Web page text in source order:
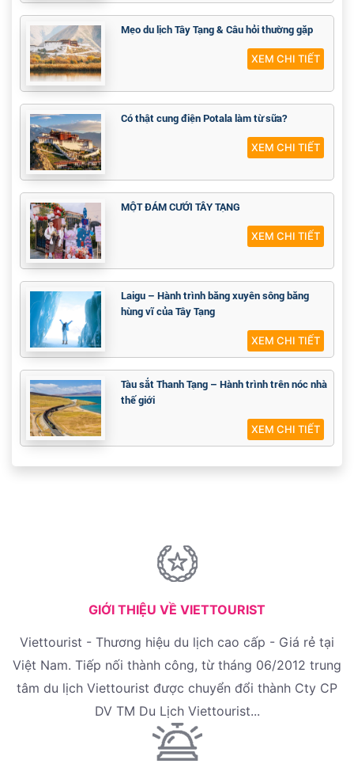
Mẹo du lịch Tây Tạng & Câu hỏi thường gặp
XEM CHI TIẾT
Có thật cung điện Potala làm từ sữa?
XEM CHI TIẾT
MỘT ĐÁM CƯỚI TÂY TẠNG
XEM CHI TIẾT
Laigu – Hành trình băng xuyên sông băng
hùng vĩ của Tây Tạng
XEM CHI TIẾT
Tàu sắt Thanh Tạng – Hành trình trên nóc nhà
thế giới
XEM CHI TIẾT
GIỚI THIỆU VỀ VIETTOURIST
Viettourist - Thương hiệu du lịch cao cấp - Giá rẻ tại
Việt Nam. Tiếp nối thành công, từ tháng 06/2012 trung
tâm du lịch Viettourist được chuyển đổi thành Cty CP
DV TM Du Lịch Viettourist...